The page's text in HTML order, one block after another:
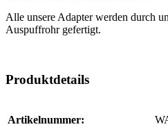
Alle unsere Adapter werden durch
Auspuffrohr gefertigt.
Produktdetails
Artikelnummer: